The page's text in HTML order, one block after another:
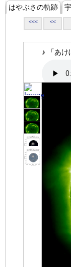
はやぶさの軌跡
<<< <<
♪ 「あけ